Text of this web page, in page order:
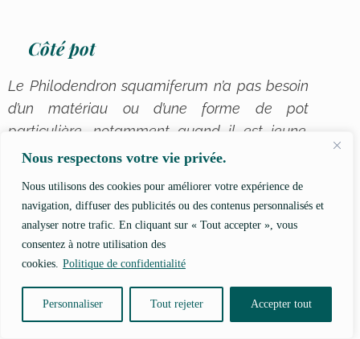
Nous respectons votre vie privée.
Nous utilisons des cookies pour améliorer votre expérience de
navigation, diffuser des publicités ou des contenus personnalisés et
analyser notre trafic. En cliquant sur « Tout accepter », vous
consentez à notre utilisation des
cookies. Politique de confidentialité
Personnaliser Tout rejeter Accepter tout
Côté pot
Le Philodendron squamiferum n’a pas besoin
d’un matériau ou d’une forme de pot
particulière, notamment quand il est jeune.
Cependant, en prenant de l’âge, cette plante
pot. Surtout si elle pousse dans une seule
direction.
Pour augmenter la stabilité de votre plante,
vous pouvez vous tourner vers des pots
lourds(terre cuite, céramique, béton…) ou